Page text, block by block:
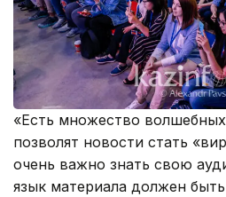
«Есть множество
позволят новости стать
очень важно знать свою
язык материала должен